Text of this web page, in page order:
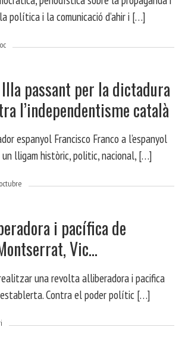
política i la comunicació d’ahir i […]
Illa passant per la dictadura
l’independentisme català
espanyol Francisco Franco a l’espanyol
lligam històric, politic, nacional, […]
i pacífica de
Vic…
una revolta alliberadora i pacifica
Contra el poder polític […]